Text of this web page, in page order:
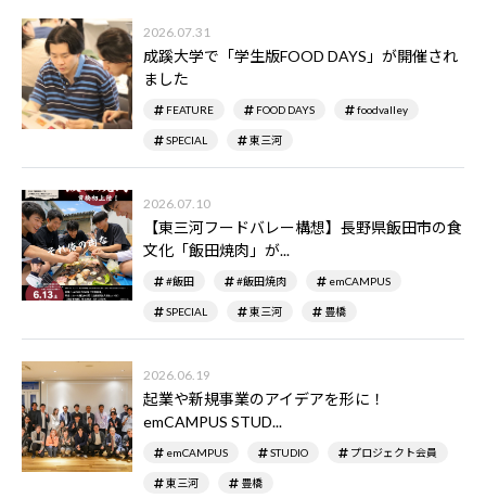
2026.07.31
成蹊大学で「学生版FOOD DAYS」が開催され
ました
FEATURE FOOD DAYS foodvalley
SPECIAL 東三河
2026.07.10
【東三河フードバレー構想】長野県飯田市の食
文化「飯田焼肉」が...
#飯田 #飯田焼肉 emCAMPUS
SPECIAL 東三河 豊橋
2026.06.19
起業や新規事業のアイデアを形に！
emCAMPUS STUD...
emCAMPUS STUDIO プロジェクト会員
東三河 豊橋